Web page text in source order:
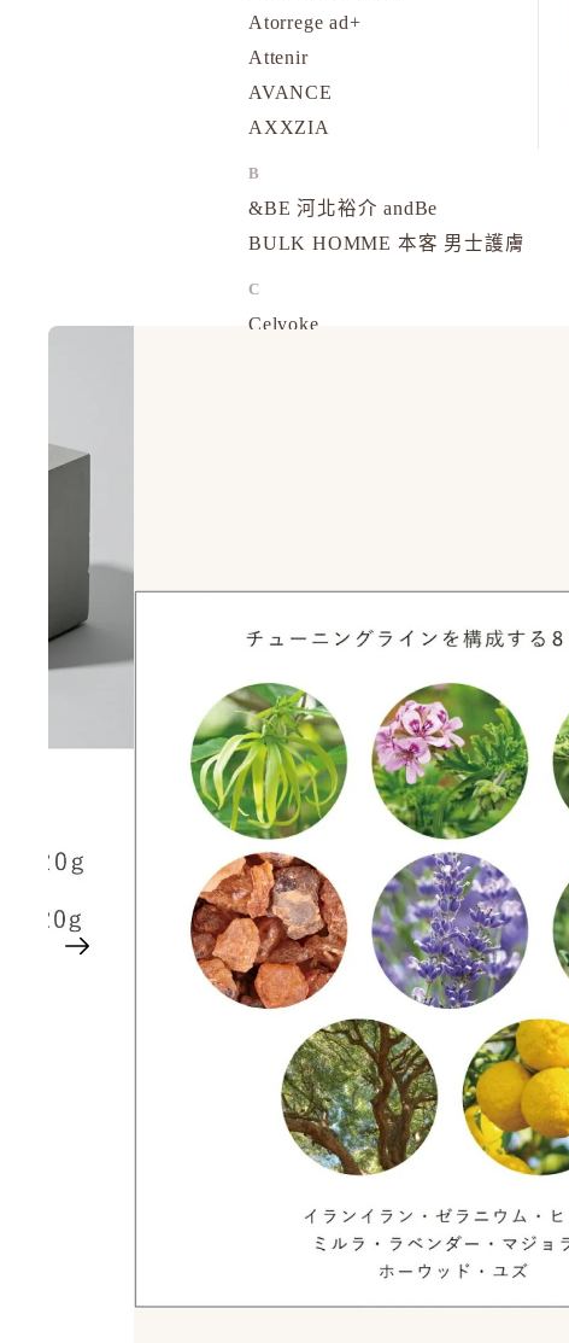
Atorrege ad+
Attenir
AVANCE
AXXZIA
B
&BE 河北裕介 andBe
BULK HOMME 本客 男士護膚
C
Celvoke
E
EAUDE MUGE 小林製藥
ETVOS 礦物彩妝
F
FANCL
H
HABA 無添加主義
HACCI
HAKU 美白專家
K
KOSE Grace One
La CASTA 護髮
LITS 植物幹細胞
MAJOLICA MAJORCA 戀愛魔鏡
Mama & Kids 母嬰護膚
MiMC